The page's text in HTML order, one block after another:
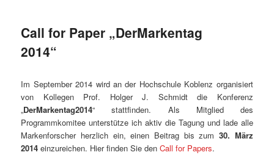
Call for Paper „DerMarkentag
2014“
Im September 2014 wird an der Hochschule Koblenz organisiert
von Kollegen Prof. Holger J. Schmidt die Konferenz
„DerMarkentag2014“ stattfinden. Als Mitglied des
Programmkomitee unterstütze ich aktiv die Tagung und lade alle
Markenforscher herzlich ein, einen Beitrag bis zum30. März
2014 einzureichen. Hier finden Sie denCall for Papers.